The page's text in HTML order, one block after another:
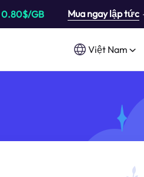
0.80$/GB Mua ngay lập tức
Việt Nam